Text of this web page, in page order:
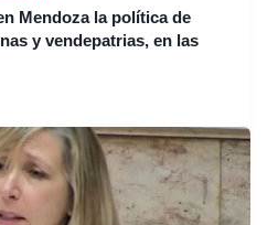
Mendoza la política de
y vendepatrias, en las